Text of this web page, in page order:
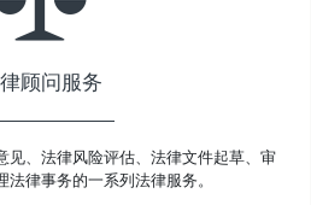
顾问服务
见、法律风险评估、法律文件起草、审
律事务的一系列法律服务。